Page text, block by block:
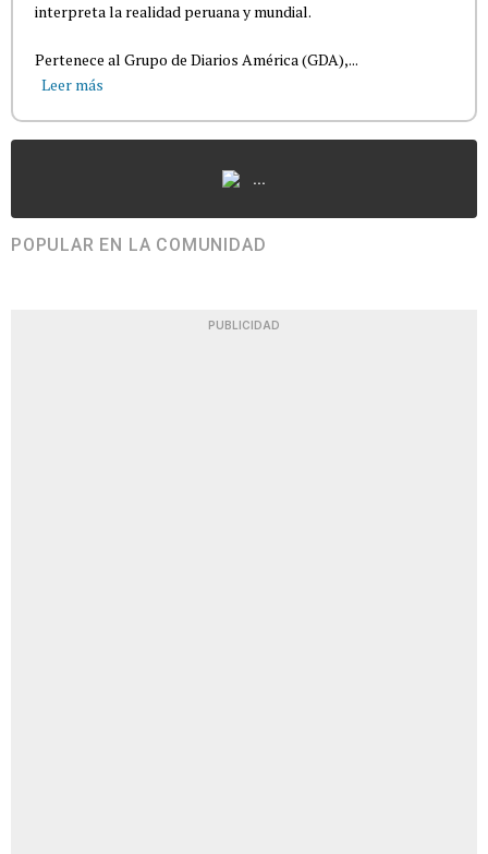
interpreta la realidad peruana y mundial.
Pertenece al Grupo de Diarios América (GDA),...
Leer más
...
POPULAR EN LA COMUNIDAD
PUBLICIDAD